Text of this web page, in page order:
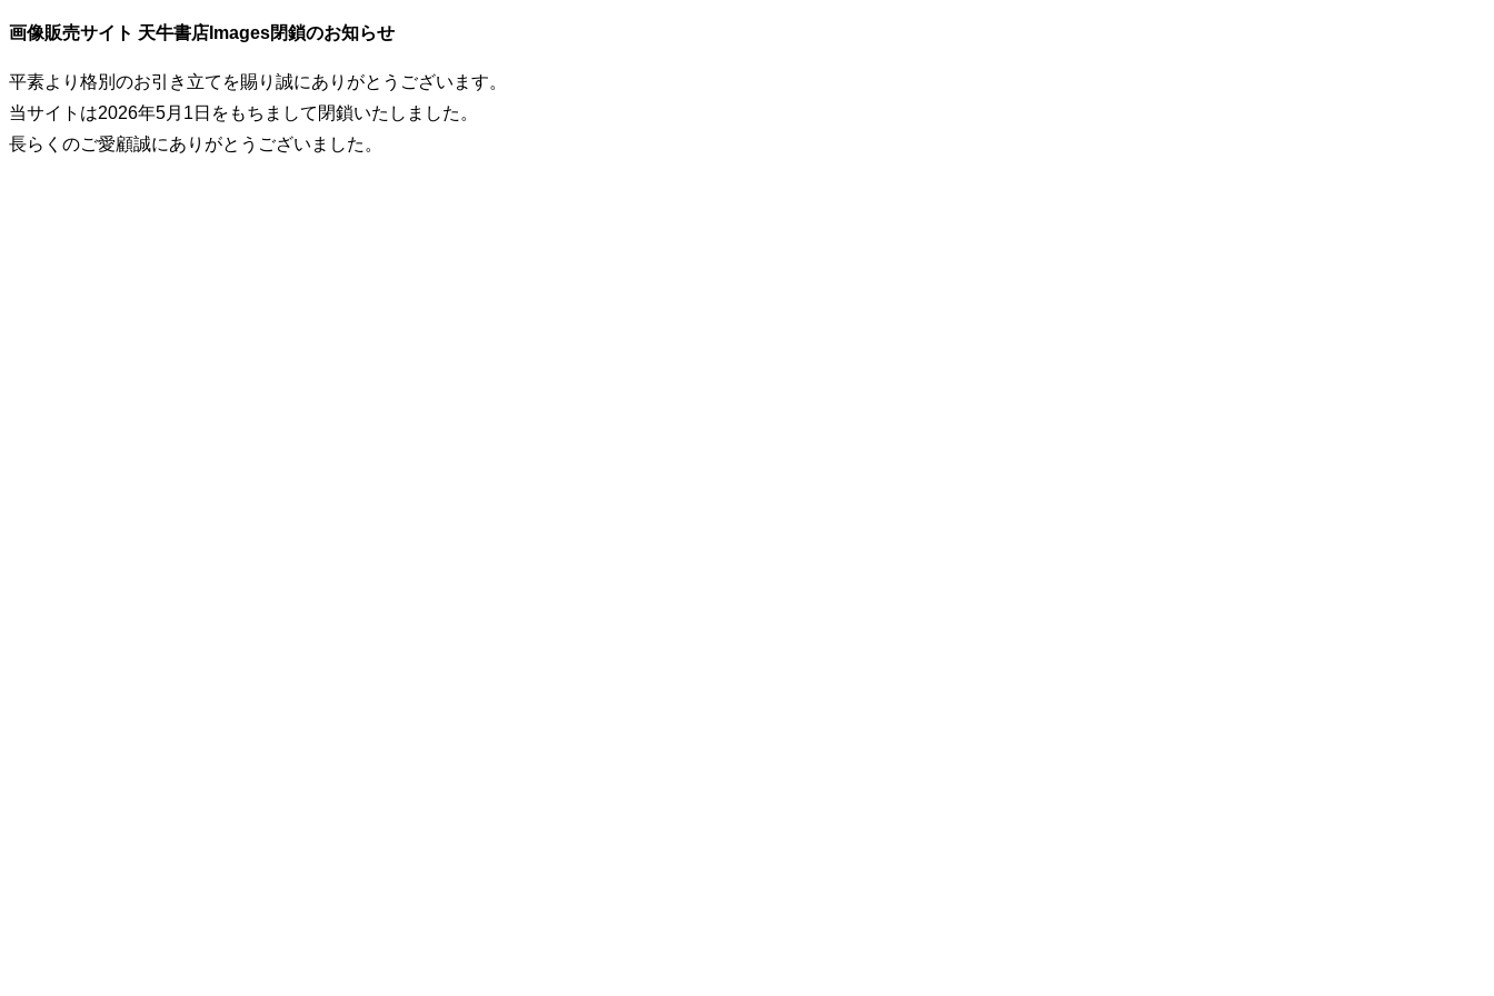
画像販売サイト 天牛書店Images閉鎖のお知らせ
平素より格別のお引き立てを賜り誠にありがとうございます。
当サイトは2026年5月1日をもちまして閉鎖いたしました。
長らくのご愛顧誠にありがとうございました。